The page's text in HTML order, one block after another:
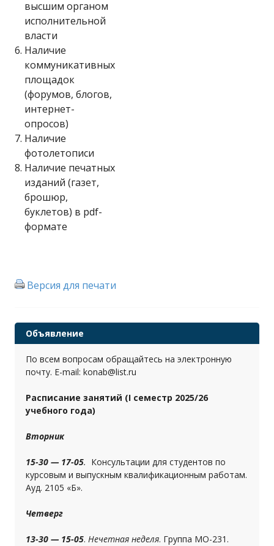
высшим органом
исполнительной
власти
6. Наличие
коммуникативных
площадок
(форумов, блогов,
интернет-
опросов)
7. Наличие
фотолетописи
8. Наличие печатных
изданий (газет,
брошюр,
буклетов) в pdf-
формате
Версия для печати
Объявление
По всем вопросам обращайтесь на электронную
почту. E-mail: konab@list.ru
Расписание занятий (I семестр 2025/26
учебного года)
Вторник
15-30 — 17-05. Консультации для студентов по
курсовым и выпускным квалификационным работам.
Ауд. 2105 «Б».
Четверг
13-30 — 15-05. Нечетная неделя. Группа МО-231.